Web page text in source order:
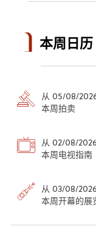
本周日历
从 05/08/
本周拍卖
从 02/08/
本周电视指南
从 03/08/
本周开幕的展